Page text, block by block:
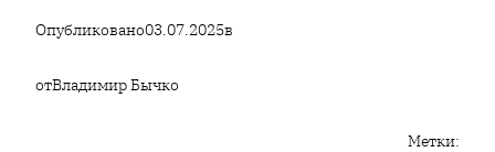
Опубликовано03.07.2025в
отВладимир Бычко
Метки: